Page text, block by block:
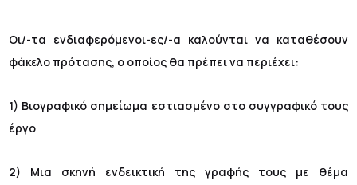
Οι/-τα ενδιαφερόμενοι-ες/-α καλούνται να καταθέσουν
φάκελο πρότασης, ο οποίος θα πρέπει να περιέχει:
1) Βιογραφικό σημείωμα εστιασμένο στο συγγραφικό τους
έργο
2) Μια σκηνή ενδεικτική της γραφής τους με θέμα